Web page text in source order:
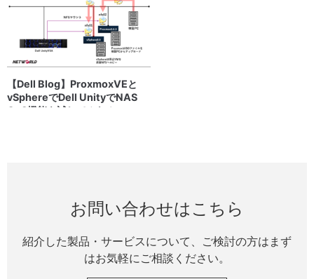
【Dell Blog】ProxmoxVEと
vSphereでDell UnityでNAS
QoS機能を試してみた！
お問い合わせはこちら
紹介した製品・サービスについて、ご検討の方はまず
はお気軽にご相談ください。